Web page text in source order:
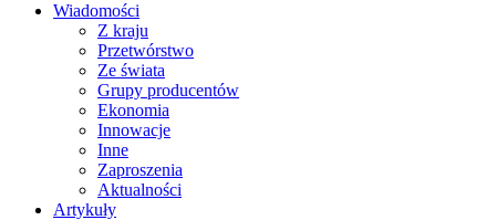
Wiadomości
Z kraju
Przetwórstwo
Ze świata
Grupy producentów
Ekonomia
Innowacje
Inne
Zaproszenia
Aktualności
Artykuły